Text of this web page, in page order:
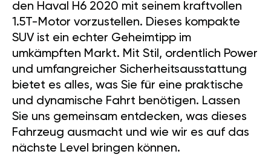
den Haval H6 2020 mit seinem kraftvollen
1.5T-Motor vorzustellen. Dieses kompakte
SUV ist ein echter Geheimtipp im
umkämpften Markt. Mit Stil, ordentlich Power
und umfangreicher Sicherheitsausstattung
bietet es alles, was Sie für eine praktische
und dynamische Fahrt benötigen. Lassen
Sie uns gemeinsam entdecken, was dieses
Fahrzeug ausmacht und wie wir es auf das
nächste Level bringen können.